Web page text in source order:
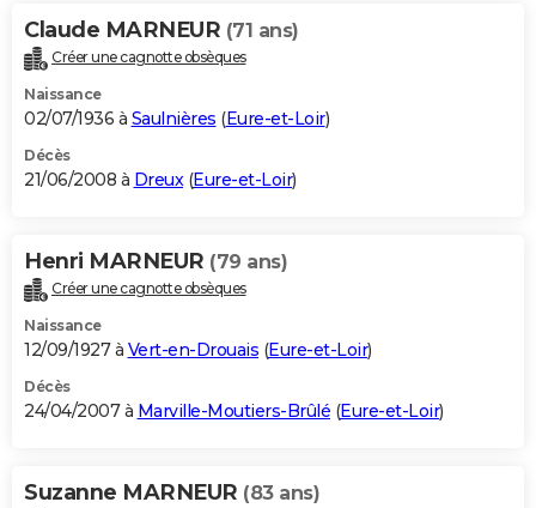
Claude MARNEUR (71 ans)
Créer une cagnotte obsèques
Naissance
02/07/1936 à Saulnières (Eure-et-Loir)
Décès
21/06/2008 à Dreux(Eure-et-Loir)
Henri MARNEUR (79 ans)
Créer une cagnotte obsèques
Naissance
12/09/1927 à Vert-en-Drouais (Eure-et-Loir)
Décès
24/04/2007 à Marville-Moutiers-Brûlé (Eure-et-Loir)
Suzanne MARNEUR (83 ans)